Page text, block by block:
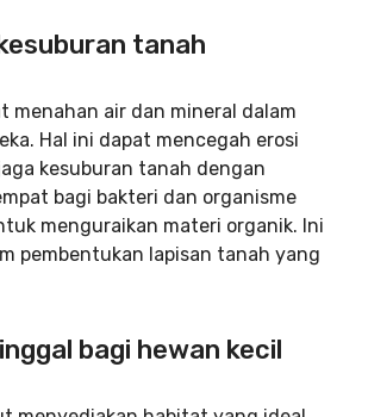
tanah
menahan air dan mineral dalam
Hal ini dapat mencegah erosi
kesuburan tanah dengan
bagi bakteri dan organisme
menguraikan materi organik. Ini
pembentukan lapisan tanah yang
bagi hewan kecil